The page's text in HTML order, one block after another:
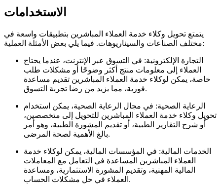
الاستخدامات
يتمتع تحويل وكلاء خدمة العملاء المباشرين بتطبيقات واسعة في
مختلف الصناعات والسيناريوهات. فيما يلي بعض الأمثلة العملية:
التجارة الإلكترونية: في التسوق عبر الإنترنت، عندما يحتاج
العملاء إلى معلومات منتج أكثر وضوحًا أو مشكلات طلب
خاصة، يمكن لوكلاء خدمة العملاء المباشرين تقديم مساعدة
فورية، مما يزيد من رضا تجربة التسوق.
الرعاية الصحية: في مجال الرعاية الصحية، يمكن استخدام
تحويل وكلاء خدمة العملاء المباشرين للتحويل إلى متخصصين،
أو شرح التقارير الطبية، أو تقديم المشورة الطبية، وهو أمر
بالغ الأهمية لصحة المرضى.
الخدمات المالية: في المؤسسات المالية، يمكن لوكلاء خدمة
العملاء المباشرين المساعدة في التعامل مع المعاملات
المالية المهنية، وتقديم المشورة الاستثمارية، ومساعدة
العملاء في حل مشكلات الحساب.